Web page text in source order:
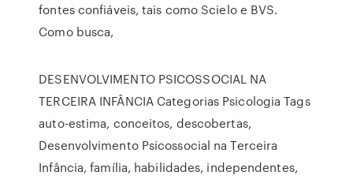
fontes confiáveis, tais como Scielo e BVS.
Como busca,
DESENVOLVIMENTO PSICOSSOCIAL NA
TERCEIRA INFÂNCIA Categorias Psicologia Tags
auto-estima, conceitos, descobertas,
Desenvolvimento Psicossocial na Terceira
Infância, família, habilidades, independentes,